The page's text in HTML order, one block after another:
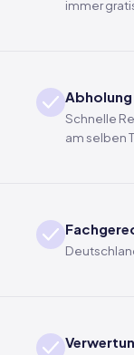
immer
Abholung
Schnelle
am selben